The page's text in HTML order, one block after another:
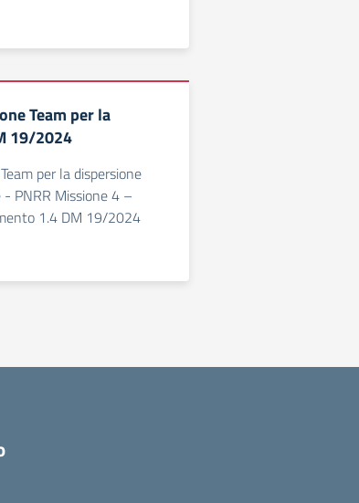
Team per la
19/2024
per la dispersione
PNRR Missione 4 –
1.4 DM 19/2024